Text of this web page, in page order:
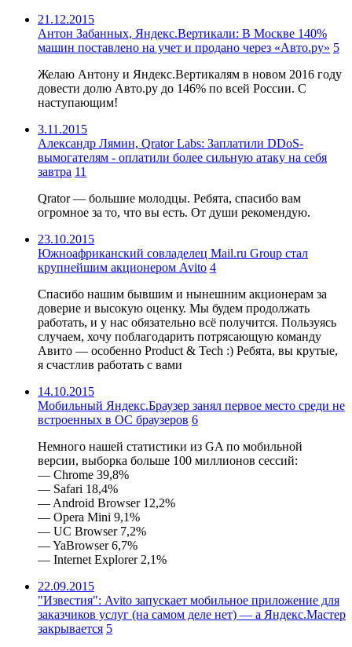
21.12.2015
Антон Забанных, Яндекс.Вертикали: В Москве 140%
машин поставлено на учет и продано через «Авто.ру» 5
Желаю Антону и Яндекс.Вертикалям в новом 2016 году
довести долю Авто.ру до 146% по всей России. С
наступающим!
3.11.2015
Александр Лямин, Qrator Labs: Заплатили DDoS-
вымогателям - оплатили более сильную атаку на себя
завтра 11
Qrator — большие молодцы. Ребята, спасибо вам
огромное за то, что вы есть. От души рекомендую.
23.10.2015
Южноафриканский совладелец Mail.ru Group стал
крупнейшим акционером Avito 4
Спасибо нашим бывшим и нынешним акционерам за
доверие и высокую оценку. Мы будем продолжать
работать, и у нас обязательно всё получится. Пользуясь
случаем, хочу поблагодарить потрясающую команду
Авито — особенно Product & Tech :) Ребята, вы крутые,
я счастлив работать с вами
14.10.2015
Мобильный Яндекс.Браузер занял первое место среди не
встроенных в ОС браузеров 6
Немного нашей статистики из GA по мобильной
версии, выборка больше 100 миллионов сессий:
— Chrome 39,8%
— Safari 18,4%
— Android Browser 12,2%
— Opera Mini 9,1%
— UC Browser 7,2%
— YaBrowser 6,7%
— Internet Explorer 2,1%
22.09.2015
"Известия": Avito запускает мобильное приложение для
заказчиков услуг (на самом деле нет) — а Яндекс.Мастер
закрывается 5